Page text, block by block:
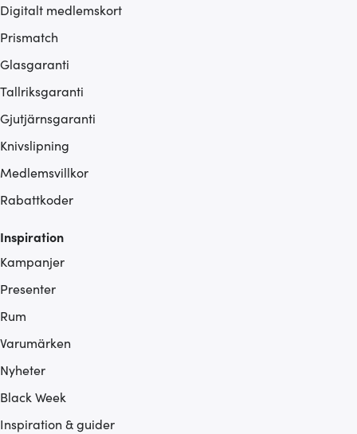
Digitalt medlemskort
Prismatch
Glasgaranti
Tallriksgaranti
Gjutjärnsgaranti
Knivslipning
Medlemsvillkor
Rabattkoder
Inspiration
Kampanjer
Presenter
Rum
Varumärken
Nyheter
Black Week
Inspiration & guider